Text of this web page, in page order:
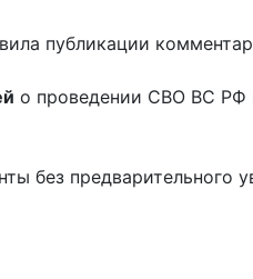
публикации
о проведении СВО ВС РФ
без предварительного